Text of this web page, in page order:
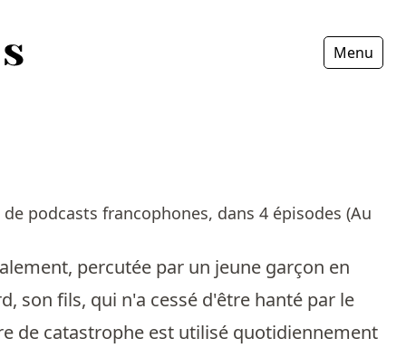
Menu
podcasts francophones, dans 4 épisodes (Au
percutée par un jeune garçon en
son fils, qui n'a cessé d'être hanté par le
de catastrophe est utilisé quotidiennement